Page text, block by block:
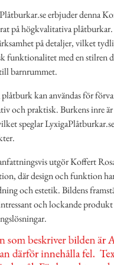
erbjuder denna
på högkvalitativa
på detaljer, vilket
funktionalitet med en stilren
barnrummet.
kan användas för
och praktisk. Burkens inre
speglar
utgör Koffert
där design och funktion
och estetik. Bildens
och lockande